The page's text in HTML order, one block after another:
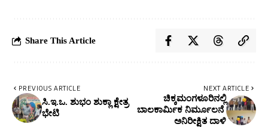
Share This Article
PREVIOUS ARTICLE
ಸಿ.ಇ.ಒ. ಶುಭಂ ಶುಕ್ಲಾ ಕ್ಷೇತ್ರ
ಭೇಟಿ
NEXT ARTICLE
ಚಿಕ್ಕಮಂಗಳೂರಿನಲ್ಲಿ
ಬಾಲಕಾರ್ಮಿಕ ನಿರ್ಮೂಲನೆ
ಅನಿರೀಕ್ಷಿತ ದಾಳಿ